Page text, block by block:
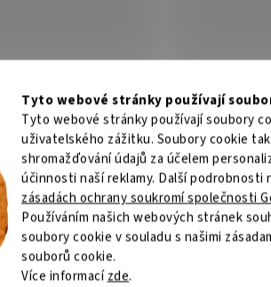
Tyto webové stránky používají
Tyto webové stránky používají soubory
uživatelského zážitku. Soubory cookie
shromažďování údajů za účelem
účinnosti naší reklamy. Další podrobnosti
zásadách ochrany soukromí společnosti
Používáním našich webových stránek
soubory cookie v souladu s našimi
souborů cookie.
Více informacízde.